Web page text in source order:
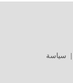
سياسة